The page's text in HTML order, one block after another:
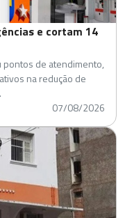
e cortam 14
pontos de atendimento,
na redução de
07/08/2026